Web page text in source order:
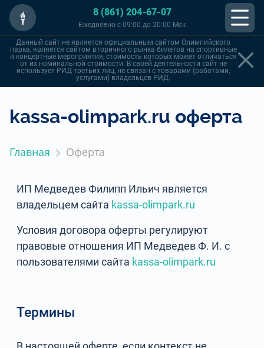
8 (861) 204-67-07
Ежедневно с 09:00 до 20:00 Мск
Данный сайт не является официальным сайтом Олимпийского
парка, является сайтом вторичного рынка билетов на спортивные
и концертные мероприятия, стоимость которых может отличаться
от их номинальной стоимости. В своей деятельности сайт не
использует РИД третьих лиц, не связан с товарами (работами,
услугами) владельцев РИД.
kassa-olimpark.ru оферта
Главная Оферта
ИП Медведев Филипп Ильич является
владельцем сайта kassa-olimpark.ru
Условия договора оферты регулируют
правовые отношения ИП Медведев Ф. И. с
пользователями сайта kassa-olimpark.ru
Термины